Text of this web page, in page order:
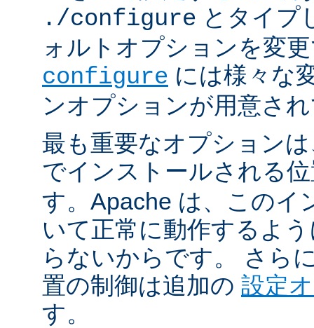
./configure とタイプ
ォルトオプションを変
configure には様々な
ンオプションが用意さ
最も重要なオプション
でインストールされる
す。Apache は、このイ
いて正常に動作するよ
らないからです。 さら
置の制御は追加の 設定
す。